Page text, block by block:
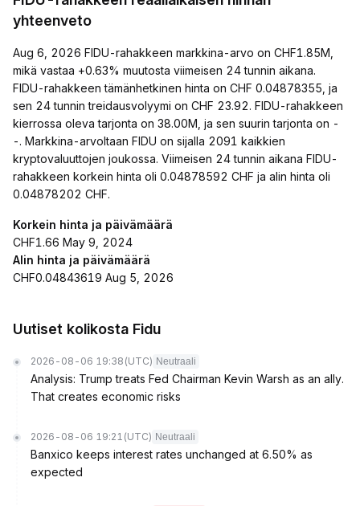
yhteenveto
Aug 6, 2026 FIDU-rahakkeen markkina-arvo on CHF1.85M,
mikä vastaa +0.63% muutosta viimeisen 24 tunnin aikana.
FIDU-rahakkeen tämänhetkinen hinta on CHF 0.04878355, ja
sen 24 tunnin treidausvolyymi on CHF 23.92. FIDU-rahakkeen
kierrossa oleva tarjonta on 38.00M, ja sen suurin tarjonta on -
-. Markkina-arvoltaan FIDU on sijalla 2091 kaikkien
kryptovaluuttojen joukossa. Viimeisen 24 tunnin aikana FIDU-
rahakkeen korkein hinta oli 0.04878592 CHF ja alin hinta oli
0.04878202 CHF.
Korkein hinta ja päivämäärä
CHF1.66 May 9, 2024
Alin hinta ja päivämäärä
CHF0.04843619 Aug 5, 2026
Uutiset kolikosta Fidu
2026-08-06 19:38 (UTC) Neutraali
Analysis: Trump treats Fed Chairman Kevin Warsh as an ally.
That creates economic risks
2026-08-06 19:21 (UTC) Neutraali
Banxico keeps interest rates unchanged at 6.50% as
expected